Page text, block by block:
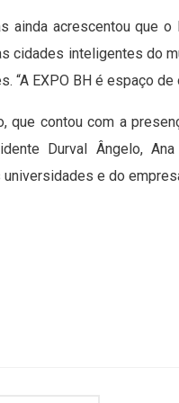
ainda acrescentou que
cidades inteligentes do
“A EXPO BH é espaço
que contou com a
Durval Ângelo,
e do